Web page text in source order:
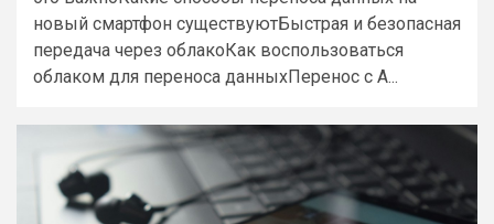
новый смартфон существуютБыстрая и безопасная
передача через облакоКак воспользоваться
облаком для переноса данныхПеренос с A...